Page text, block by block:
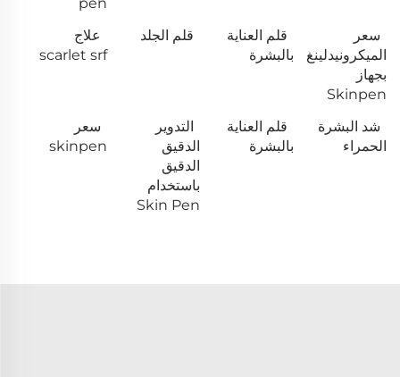
pen
سعر
الميكرونيدلينغ
بجهاز
Skinpen
قلم العناية
بالبشرة
قلم الجلد
علاج
scarlet srf
شد البشرة
الحمراء
قلم العناية
بالبشرة
التدوير
الدقيق
الدقيق
باستخدام
Skin Pen
سعر
skinpen